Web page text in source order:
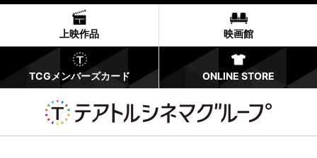
上映作品 映画館
TCGメンバーズカード ONLINE STORE